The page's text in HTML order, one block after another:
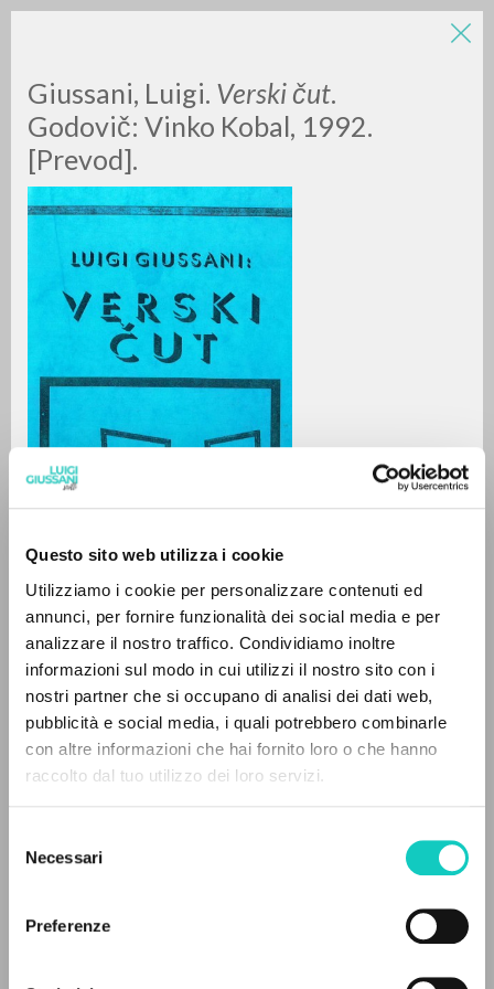
Questo sito web utilizza i cookie
Utilizziamo i cookie per personalizzare contenuti ed
annunci, per fornire funzionalità dei social media e per
analizzare il nostro traffico. Condividiamo inoltre
informazioni sul modo in cui utilizzi il nostro sito con i
nostri partner che si occupano di analisi dei dati web,
pubblicità e social media, i quali potrebbero combinarle
con altre informazioni che hai fornito loro o che hanno
raccolto dal tuo utilizzo dei loro servizi.
delNecessari
Preferenze
Giussani, Luigi. Verski čut.
Godovič: Vinko Kobal, 1992.
[Prevod].
Giussani LuigiAutor
Kobal VinkoTraductor
Vinko Kobal
Esloveno
ÚLTIMA ACTUALIZACIÓN
LUIGI
GIUSSANI
BÚSQUEDA AVANZADA »
0DOCUMENTOS ENCONTRADOS
RESULTADOS SUCESIVOS